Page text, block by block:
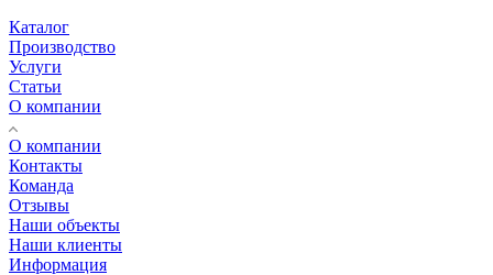
Каталог
Производство
Услуги
Статьи
О компании
О компании
Контакты
Команда
Отзывы
Наши объекты
Наши клиенты
Информация